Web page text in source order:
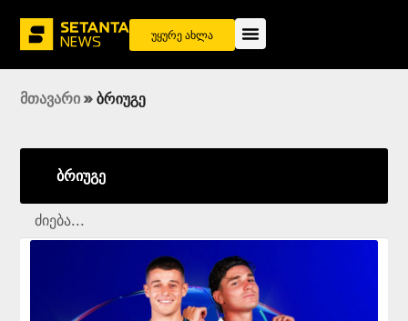
უყურე ახლა
მთავარი » ბრიუგე
ბრიუგე